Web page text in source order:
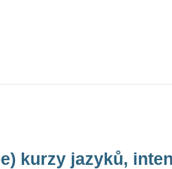
kurzy jazyků,